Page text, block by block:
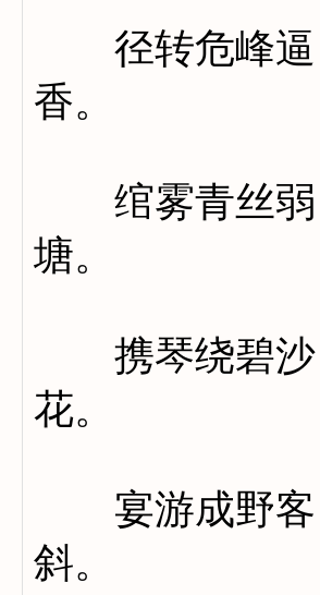
径转危峰逼
香。
绾雾青丝弱
塘。
携琴绕碧沙
花。
宴游成野客
斜。